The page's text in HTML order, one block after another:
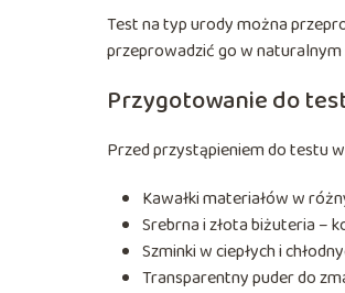
Test na typ urody można
przeprowadzić go w
Przygotowanie do
Przed przystąpieniem do testu
Kawałki materiałów w
Srebrna i złota biżuteria –
Szminki w ciepłych i
Transparentny puder do